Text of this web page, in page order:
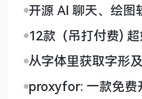
切入，通过OCR技
2. **行业案例**： -
量45%） - 养老监护
术深度**： - 带出
开源 AI 聊天、绘图
12款（吊打付费)
从字体里获取字形
proxyfor: 一款免